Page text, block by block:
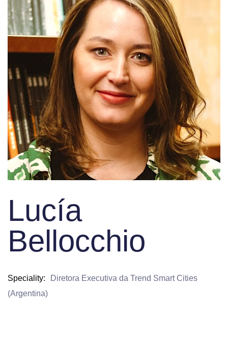
Lucía
Bellocchio
Speciality
Diretora Executiva da Trend Smart Cities
(Argentina)